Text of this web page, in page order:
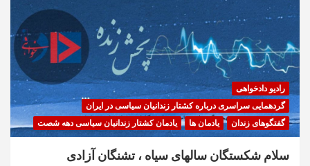
رادیو دادخواهی
گردهمایی سراسری درباره کشتار زندانیان سیاسی در ایران
گفتگوهای زندان
یادمان ها یادمان کشتار زندانیان سیاسی دهه شصت
سلام شکستگان سالهای سیاه ، تشنگان آزادی